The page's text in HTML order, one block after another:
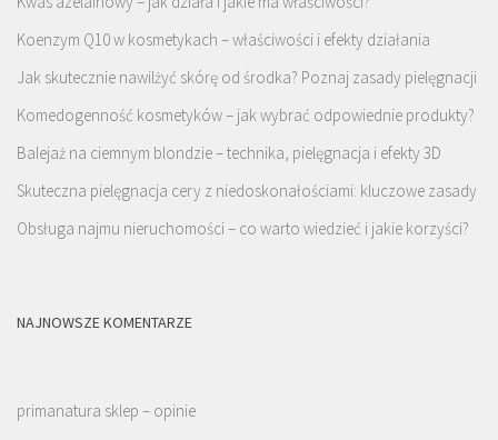
Koenzym Q10 w kosmetykach – właściwości i efekty działania
Jak skutecznie nawilżyć skórę od środka? Poznaj zasady pielęgnacji
Komedogenność kosmetyków – jak wybrać odpowiednie produkty?
Balejaż na ciemnym blondzie – technika, pielęgnacja i efekty 3D
Skuteczna pielęgnacja cery z niedoskonałościami: kluczowe zasady
Obsługa najmu nieruchomości – co warto wiedzieć i jakie korzyści?
NAJNOWSZE KOMENTARZE
primanatura sklep – opinie